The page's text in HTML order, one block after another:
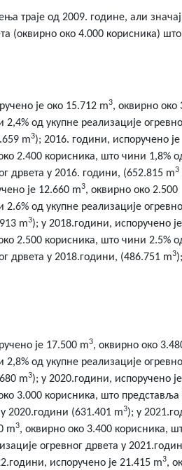
траје од 2009. године, али
(оквирно око 4.000 корисника)
је око 15.712 m3, оквирно око
од укупне реализације
m3); 2016. години, испоручено је
2.400 корисника, што чини 1,8%
дрвета у 2016. години, (652.815 m3
је 12.660 m3, оквирно око 2.500
од укупне реализације
m3); у 2018.години, испоручено је
2.500 корисника, што чини 2.5%
дрвета у 2018.години, (486.751 m3);
је 17.500 m3, оквирно око
од укупне реализације
m3); у 2020.години, испоручено је
3.000 корисника, што представља
2020.години (631.401 m3); у
m3, оквирно око 3.400 корисника,
огревног дрвета у
испоручено је 21.415 m3,